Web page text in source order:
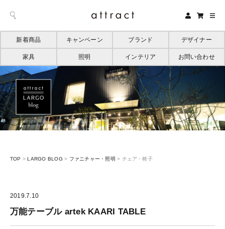
新着商品 キャンペーン ブランド デザイナー
家具 照明 インテリア お問い合わせ
TOP > LARGO BLOG > ファニチャー・照明 > チェア・椅子
2019.7.10
万能テーブル artek KAARI TABLE